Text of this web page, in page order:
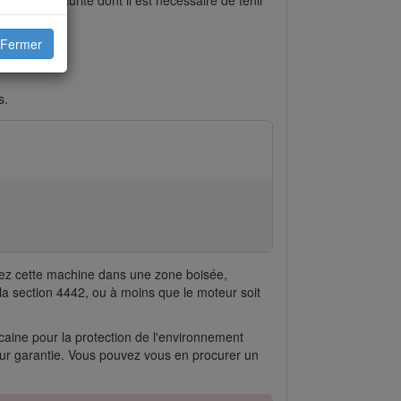
Fermer
cette machine dans une zone boisée,
section 4442, ou à moins que le moteur soit
pour la protection de l'environnement
garantie. Vous pouvez vous en procurer un